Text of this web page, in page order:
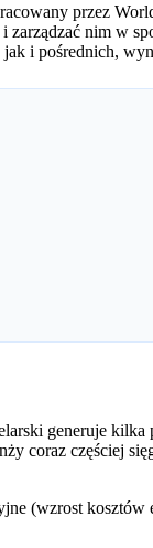
przez
nim w
i pośrednich,
generuje
coraz częściej
(wzrost kosztów